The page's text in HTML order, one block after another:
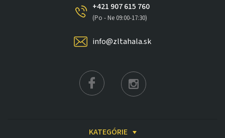
+421 907 615 760
(Po - Ne 09:00-17:30)
info@zltahala.sk
KATEGÓRIE